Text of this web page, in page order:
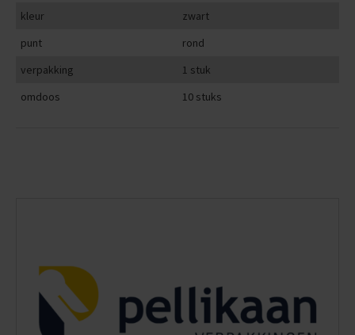
kleur
zwart
punt
rond
verpakking
1 stuk
omdoos
10 stuks